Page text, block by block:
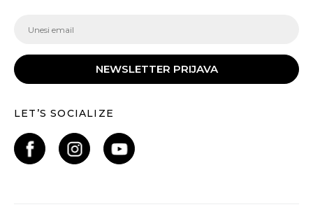
NEWSLETTER PRIJAVA
LET’S SOCIALIZE